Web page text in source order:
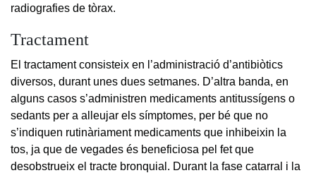
radiografies de tòrax.
Tractament
El tractament consisteix en l’administració d’antibiòtics
diversos, durant unes dues setmanes. D’altra banda, en
alguns casos s’administren medicaments antitussígens o
sedants per a alleujar els símptomes, per bé que no
s’indiquen rutinàriament medicaments que inhibeixin la
tos, ja que de vegades és beneficiosa pel fet que
desobstrueix el tracte bronquial. Durant la fase catarral i la